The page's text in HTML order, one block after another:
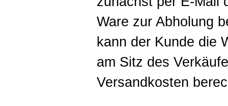
Ware zur Abholung
kann der Kunde die
am Sitz des
Versandkosten